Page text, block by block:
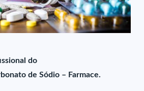
do
de Sódio – Farmace.